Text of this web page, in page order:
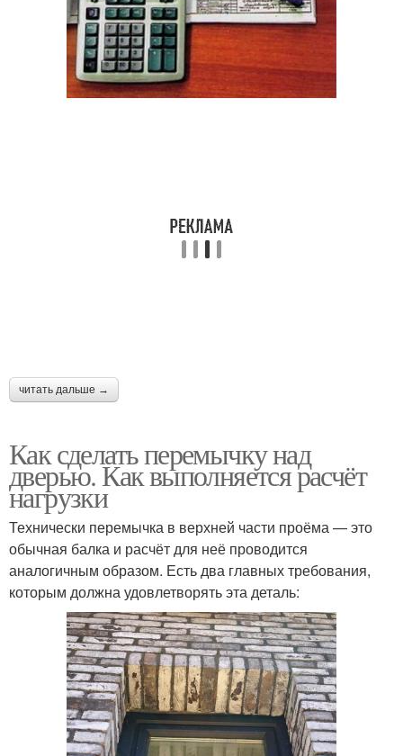
читать дальше →
Как сделать перемычку над
дверью. Как выполняется расчёт
нагрузки
Технически перемычка в верхней части проёма — это
обычная балка и расчёт для неё проводится
аналогичным образом. Есть два главных требования,
которым должна удовлетворять эта деталь: